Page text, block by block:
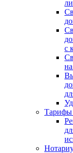
с
Тарифы